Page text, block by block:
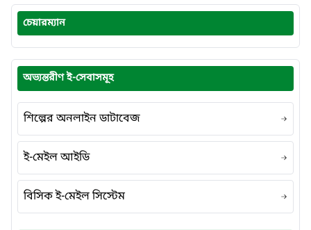
চেয়ারম্যান
অভ্যন্তরীণ ই-সেবাসমূহ
শিল্পের অনলাইন ডাটাবেজ
ই-মেইল আইডি
বিসিক ই-মেইল সিস্টেম